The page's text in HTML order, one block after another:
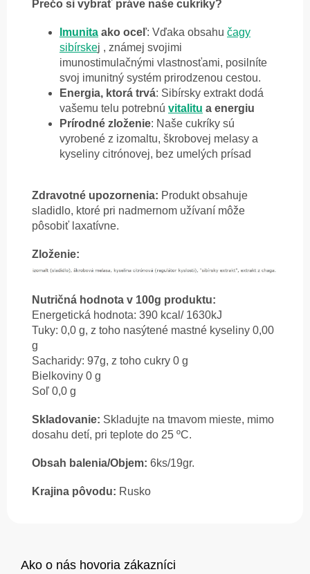
Prečo si vybrať práve naše cukríky?
Imunita ako oceľ: Vďaka obsahu čagy
sibírskej , známej svojimi
imunostimulačnými vlastnosťami, posilníte
svoj imunitný systém prirodzenou cestou.
Energia, ktorá trvá: Sibírsky extrakt dodá
vašemu telu potrebnú vitalitu a energiu
Prírodné zloženie: Naše cukríky sú
vyrobené z izomaltu, škrobovej melasy a
kyseliny citrónovej, bez umelých prísad
Zdravotné upozornenia: Produkt obsahuje
sladidlo, ktoré pri nadmernom užívaní môže
pôsobiť laxatívne.
Zloženie:
Nutričná hodnota v 100g produktu:
Energetická hodnota: 390 kcal/ 1630kJ
Tuky: 0,0 g, z toho nasýtené mastné kyseliny 0,00
g
Sacharidy: 97g, z toho cukry 0 g
Bielkoviny 0 g
Soľ 0,0 g
Skladovanie: Skladujte na tmavom mieste, mimo
dosahu detí, pri teplote do 25 ºC.
Obsah balenia/Objem: 6ks/19gr.
Krajina pôvodu: Rusko